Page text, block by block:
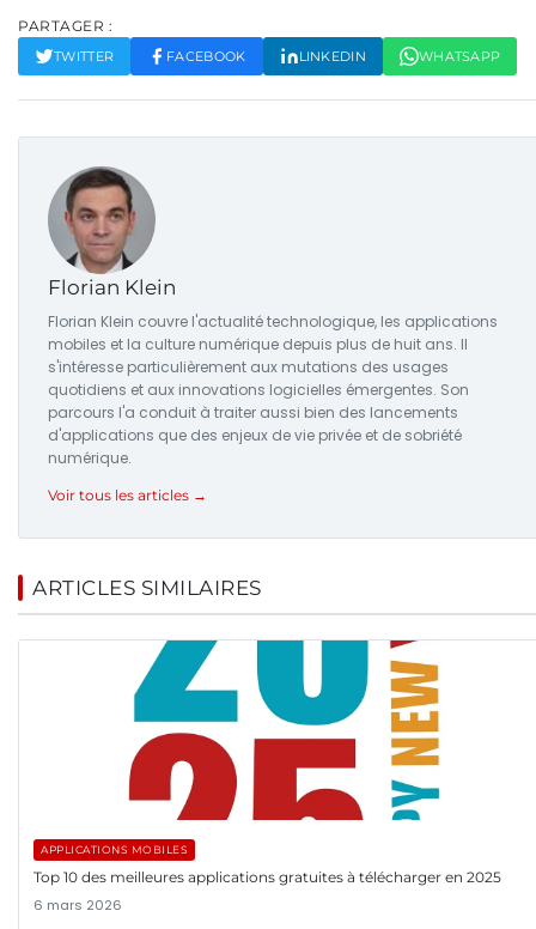
PARTAGER :
TWITTER FACEBOOK LINKEDIN WHATSAPP
Florian Klein
Florian Klein couvre l'actualité technologique, les applications
mobiles et la culture numérique depuis plus de huit ans. Il
s'intéresse particulièrement aux mutations des usages
quotidiens et aux innovations logicielles émergentes. Son
parcours l'a conduit à traiter aussi bien des lancements
d'applications que des enjeux de vie privée et de sobriété
numérique.
Voir tous les articles →
ARTICLES SIMILAIRES
APPLICATIONS MOBILES
Top 10 des meilleures applications gratuites à télécharger en 2025
6 mars 2026